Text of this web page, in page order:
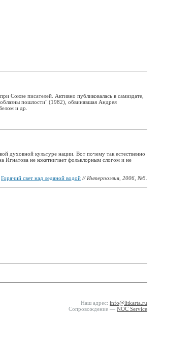
Союзе писателей. Активно публиковалась в самиздате,
пошлости" (1982), обвинявшая Андрея
и др.
духовной культуре нации. Вот почему так естественно
Игнатова не кокетничает фольклорным слогом и не
Горячий свет над ледяной водой // Интерпоэзия, 2006, №5.
Наш адрес: info@litkarta.ru
Сопровождение — NOC Service